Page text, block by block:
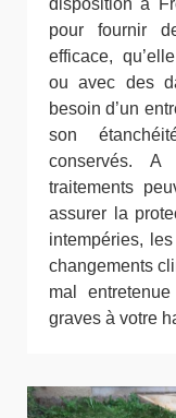
disposition à
pour fournir
efficace,
ou avec des
besoin d’un
son
conservés. A
traitements
assurer la
intempéries,
changements
mal
graves à votre